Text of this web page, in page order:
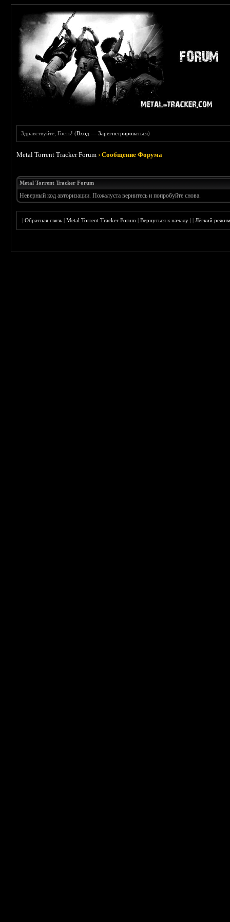
Здравствуйте, Гость! (Вход —Зарегистрироваться)
Metal Torrent Tracker Forum ›Сообщение Форума
Metal Torrent Tracker Forum
Неверный код авторизации. Пожалуста вернитесь и попробуйте снова.
|Обратная связь |Metal Torrent Tracker Forum |Вернуться к началу ||Лёгкий